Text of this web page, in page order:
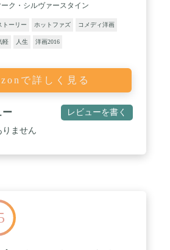
ーク・シルヴァースタイン
トーリー ホットファズ コメディ洋画
軽 人生 洋画2016
で詳しく見る
ー レビューを書く
りません